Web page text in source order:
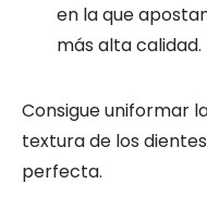
en la que
más alta calidad.
Consigue uniformar
textura de los
perfecta.